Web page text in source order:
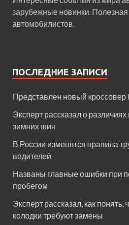
зарубежные новинки.
автомобилистов.
ПОСЛЕДНИЕ ЗАПИСИ
Представлен новый кроссовер
Эксперт рассказал о различиях
зимних шин
В России изменятся правила
водителей
Названы главные ошибки при
пробегом
Эксперт рассказал, как понять,
колодки требуют замены